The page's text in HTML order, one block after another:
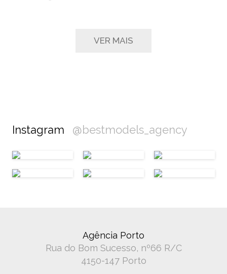
VER MAIS
Instagram @bestmodels_agency
Agência Porto
Rua do Bom Sucesso, nº66 R/C
4150-147 Porto